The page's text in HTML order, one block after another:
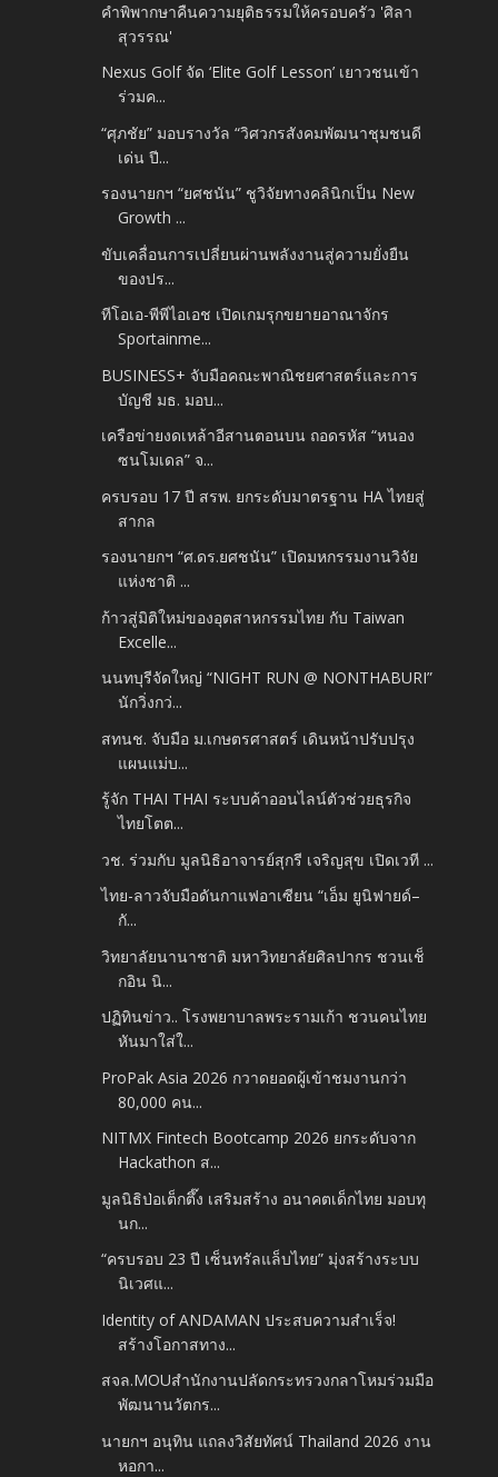
คำพิพากษาคืนความยุติธรรมให้ครอบครัว 'ศิลา
สุวรรณ'
Nexus Golf จัด ‘Elite Golf Lesson’ เยาวชนเข้า
ร่วมค...
“ศุภชัย” มอบรางวัล “วิศวกรสังคมพัฒนาชุมชนดี
เด่น ปี...
รองนายกฯ “ยศชนัน” ชูวิจัยทางคลินิกเป็น New
Growth ...
ขับเคลื่อนการเปลี่ยนผ่านพลังงานสู่ความยั่งยืน
ของปร...
ทีโอเอ-พีพีไอเอช เปิดเกมรุกขยายอาณาจักร
Sportainme...
BUSINESS+ จับมือคณะพาณิชยศาสตร์และการ
บัญชี มธ. มอบ...
เครือข่ายงดเหล้าอีสานตอนบน ถอดรหัส “หนอง
ซนโมเดล” จ...
ครบรอบ 17 ปี สรพ. ยกระดับมาตรฐาน HA ไทยสู่
สากล
รองนายกฯ “ศ.ดร.ยศชนัน” เปิดมหกรรมงานวิจัย
แห่งชาติ ...
ก้าวสู่มิติใหม่ของอุตสาหกรรมไทย กับ Taiwan
Excelle...
นนทบุรีจัดใหญ่ “NIGHT RUN @ NONTHABURI”
นักวิ่งกว่...
สทนช. จับมือ ม.เกษตรศาสตร์ เดินหน้าปรับปรุง
แผนแม่บ...
รู้จัก THAI THAI ระบบค้าออนไลน์ตัวช่วยธุรกิจ
ไทยโตต...
วช. ร่วมกับ มูลนิธิอาจารย์สุกรี เจริญสุข เปิดเวที ...
ไทย-ลาวจับมือดันกาแฟอาเซียน “เอ็ม ยูนิฟายด์–
กั...
วิทยาลัยนานาชาติ มหาวิทยาลัยศิลปากร​ ชวนเช็
กอิน นิ...
ปฏิทินข่าว.. โรงพยาบาลพระรามเก้า ชวนคนไทย
หันมาใส่ใ...
ProPak Asia 2026 กวาดยอดผู้เข้าชมงานกว่า
80,000 คน...
NITMX Fintech Bootcamp 2026 ยกระดับจาก
Hackathon ส...
มูลนิธิป่อเต็กตึ๊ง เสริมสร้าง อนาคตเด็กไทย มอบทุ
นก...
“ครบรอบ 23 ปี เซ็นทรัลแล็บไทย” มุ่งสร้างระบบ
นิเวศแ...
Identity of ANDAMAN ประสบความสำเร็จ!
สร้างโอกาสทาง...
สจล.MOUสำนักงานปลัดกระทรวงกลาโหมร่วมมือ
พัฒนานวัตกร...
นายกฯ อนุทิน แถลงวิสัยทัศน์ Thailand 2026​ งาน
หอกา...